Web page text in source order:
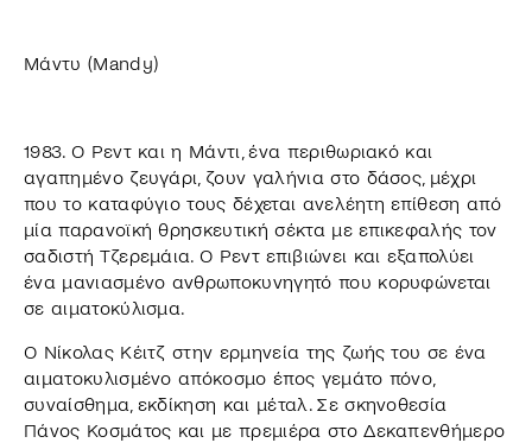
Μάντυ (Mandy)
1983. Ο Ρεντ και η Μάντι, ένα περιθωριακό και
αγαπημένο ζευγάρι, ζουν γαλήνια στο δάσος, μέχρι
που το καταφύγιο τους δέχεται ανελέητη επίθεση από
μία παρανοϊκή θρησκευτική σέκτα με επικεφαλής τον
σαδιστή Τζερεμάια. Ο Ρεντ επιβιώνει και εξαπολύει
ένα μανιασμένο ανθρωποκυνηγητό που κορυφώνεται
σε αιματοκύλισμα.
Ο Νίκολας Κέιτζ στην ερμηνεία της ζωής του σε ένα
αιματοκυλισμένο απόκοσμο έπος γεμάτο πόνο,
συναίσθημα, εκδίκηση και μέταλ. Σε σκηνοθεσία
Πάνος Κοσμάτος και με πρεμιέρα στο Δεκαπενθήμερο